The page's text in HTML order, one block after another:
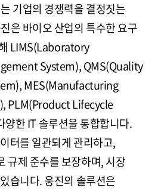
기업의 경쟁력을 결정짓는
은 바이오 산업의 특수한 요구
LIMS(Laboratory
System), QMS(Quality
MES(Manufacturing
PLM(Product Lifecycle
한 IT 솔루션을 통합합니다.
터를 일관되게 관리하고,
규제 준수를 보장하며, 시장
습니다. 웅진의 솔루션은